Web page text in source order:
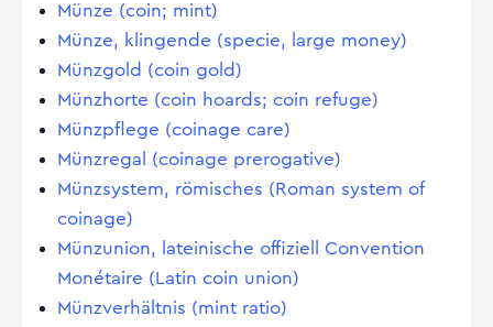
Münze (coin; mint)
Münze, klingende (specie, large money)
Münzgold (coin gold)
Münzhorte (coin hoards; coin refuge)
Münzpflege (coinage care)
Münzregal (coinage prerogative)
Münzsystem, römisches (Roman system of
coinage)
Münzunion, lateinische offiziell Convention
Monétaire (Latin coin union)
Münzverhältnis (mint ratio)